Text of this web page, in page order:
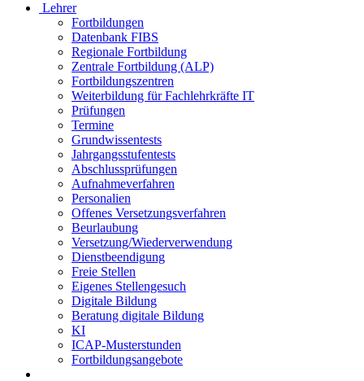
Lehrer
Fortbildungen
Datenbank FIBS
Regionale Fortbildung
Zentrale Fortbildung (ALP)
Fortbildungszentren
Weiterbildung für Fachlehrkräfte IT
Prüfungen
Termine
Grundwissentests
Jahrgangsstufentests
Abschlussprüfungen
Aufnahmeverfahren
Personalien
Offenes Versetzungsverfahren
Beurlaubung
Versetzung/Wiederverwendung
Dienstbeendigung
Freie Stellen
Eigenes Stellengesuch
Digitale Bildung
Beratung digitale Bildung
KI
ICAP-Musterstunden
Fortbildungsangebote